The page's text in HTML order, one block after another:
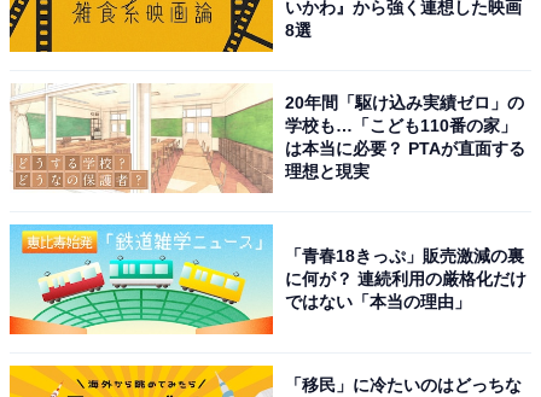
いかわ』から強く連想した映画
8選
20年間「駆け込み実績ゼロ」の
学校も…「こども110番の家」
は本当に必要？ PTAが直面する
理想と現実
「青春18きっぷ」販売激減の裏
に何が？ 連続利用の厳格化だけ
ではない「本当の理由」
「移民」に冷たいのはどっちな